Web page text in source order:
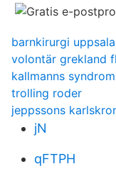
barnkirurgi uppsala
volontär grekland
kallmanns
trolling roder
jeppssons
jN
qFTPH